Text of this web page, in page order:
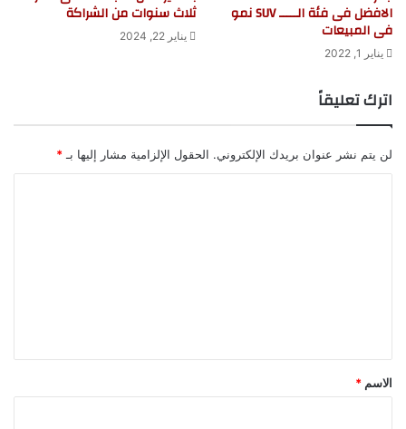
الافضل فى فئة الـــــ SUV نمو
فى المبيعات
يناير 1, 2022
ثلاث سنوات من الشراكة
يناير 22, 2024
اترك تعليقاً
لن يتم نشر عنوان بريدك الإلكتروني. الحقول الإلزامية مشار إليها بـ *
*
الاسم *